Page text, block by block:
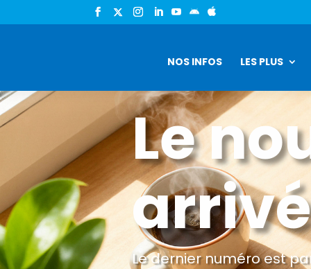
 
NOS INFOS LES PLUS
Le
arrivé
Le dernier numéro est